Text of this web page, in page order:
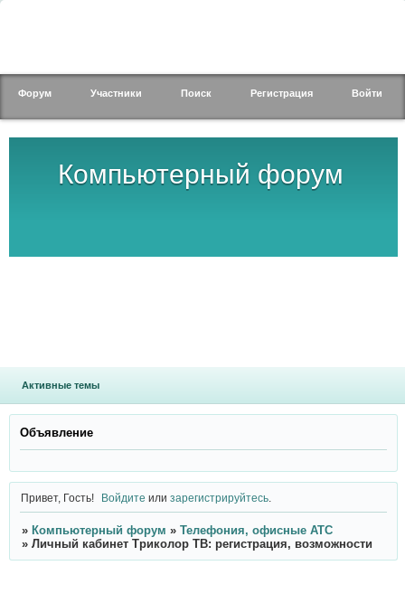
Компьютерный форум
Форум Участники Поиск Регистрация Войти
Активные темы
Объявление
Привет, Гость! Войдите илизарегистрируйтесь
» Компьютерный форум » Телефония, офисные АТС
» Личный кабинет Триколор ТВ: регистрация, возможности